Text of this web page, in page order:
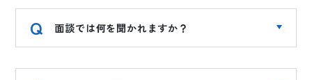
面談では何を聞かれますか？